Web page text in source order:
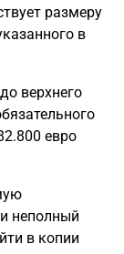
размеру
в
верхнего
евро
неполный
в копии